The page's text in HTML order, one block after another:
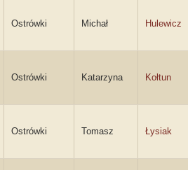
Ostrówki Michał Hulewicz
Ostrówki Katarzyna Kołtun
Ostrówki Tomasz Łysiak